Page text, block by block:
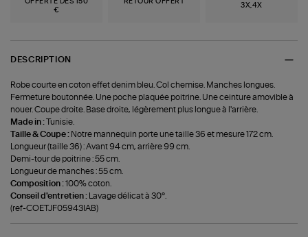
€
3X,4X
DESCRIPTION
Robe courte en coton effet denim bleu. Col chemise. Manches longues.
Fermeture boutonnée. Une poche plaquée poitrine. Une ceinture amovible à
nouer. Coupe droite. Base droite, légèrement plus longue à l'arrière.
Made in :Tunisie.
Taille & Coupe : Notre mannequin porte une taille 36 et mesure 172 cm.
Longueur (taille 36) : Avant 94 cm, arrière 99 cm.
Demi-tour de poitrine : 55 cm.
Longueur de manches : 55 cm.
Composition :100% coton.
Conseil d'entretien :
Lavage délicat à 30°.
(ref-COETJF05943IAB)